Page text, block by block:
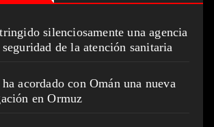
silenciosamente una agencia
de la atención sanitaria
acordado con Omán una nueva
en Ormuz